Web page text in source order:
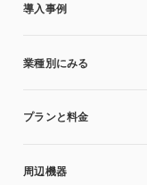
導入事例
業種別にみる
プランと料金
周辺機器